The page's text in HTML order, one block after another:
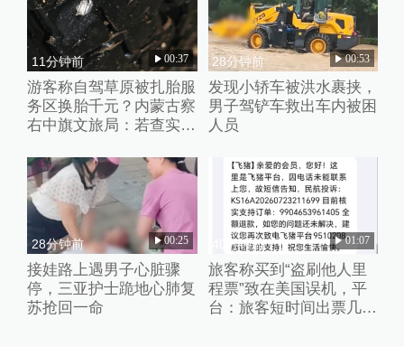
11分钟前 00:37
游客称自驾草原被扎胎服
务区换胎千元？内蒙古察
右中旗文旅局：若查实人
28分钟前 00:53
发现小轿车被洪水裹挟，
男子驾铲车救出车内被困
人员
28分钟前 00:25
接娃路上遇男子心脏骤
停，三亚护士跪地心肺复
苏抢回一命
40分钟前 01:07
旅客称买到“盗刷他人里
程票”致在美国误机，平
台：旅客短时间出票几十